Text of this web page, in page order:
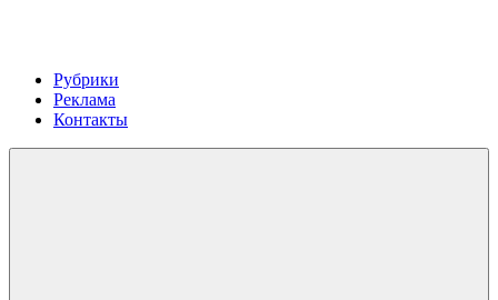
Рубрики
Реклама
Контакты